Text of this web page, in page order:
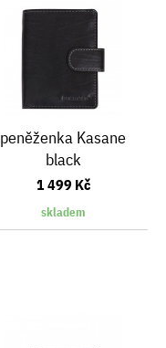
peněženka Kasane
black
1 499 Kč
skladem